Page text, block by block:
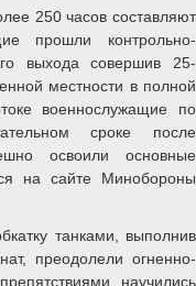
250 часов составляют
прошли контрольно-
выхода совершив 25-
местности в полной
военнослужащие по
сроке после
освоили основные
на сайте Минобороны
танками, выполнив
преодолели огненно-
научились